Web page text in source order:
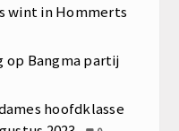
wint in Hommerts
op Bangma partij
hoofdklasse